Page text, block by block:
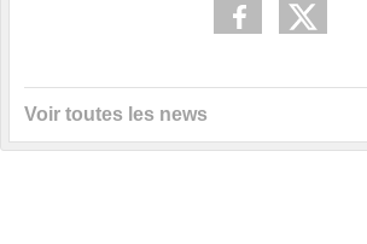
Voir toutes les news